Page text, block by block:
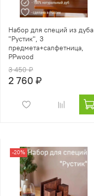
Набор для специй из дуба
"Рустик", 3
предмета+салфетница,
PPwood
3 450 ₽
2 760 ₽
-20%